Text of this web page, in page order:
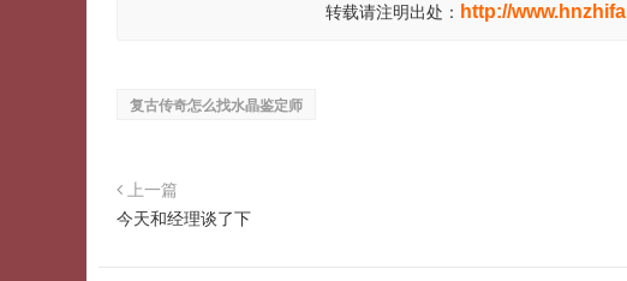
转载请注明出处： http://
复古传奇怎么找水晶鉴定师
上一篇
今天和经理谈了下